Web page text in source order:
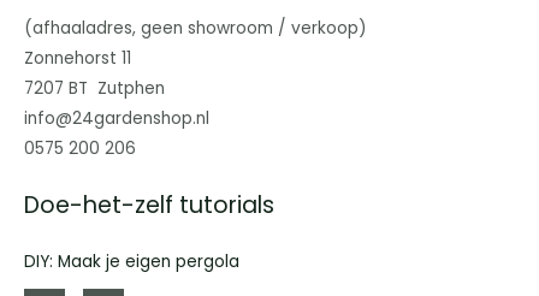
(afhaaladres, geen showroom / verkoop)
Zonnehorst 11
7207 BT Zutphen
info@24gardenshop.nl
0575 200 206
Doe-het-zelf tutorials
DIY: Maak je eigen pergola